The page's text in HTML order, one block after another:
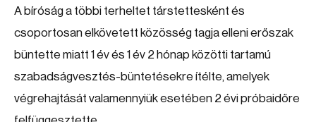
A bíróság a többi terheltet társtettesként és
csoportosan elkövetett közösség tagja elleni erőszak
büntette miatt 1 év és 1 év 2 hónap közötti tartamú
szabadságvesztés-büntetésekre ítélte, amelyek
végrehajtását valamennyiük esetében 2 évi próbaidőre